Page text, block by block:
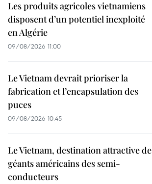
Les produits agricoles vietnamiens
disposent d’un potentiel inexploité
en Algérie
09/08/2026 11:00
Le Vietnam devrait prioriser la
fabrication et l’encapsulation des
puces
09/08/2026 10:45
Le Vietnam, destination attractive de
géants américains des semi-
conducteurs